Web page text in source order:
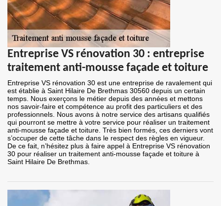
Entreprise VS rénovation 30 : entreprise
traitement anti-mousse façade et toiture
Entreprise VS rénovation 30 est une entreprise de ravalement qui
est établie à Saint Hilaire De Brethmas 30560 depuis un certain
temps. Nous exerçons le métier depuis des années et mettons
nos savoir-faire et compétence au profit des particuliers et des
professionnels. Nous avons à notre service des artisans qualifiés
qui pourront se mettre à votre service pour réaliser un traitement
anti-mousse façade et toiture. Très bien formés, ces derniers vont
s’occuper de cette tâche dans le respect des règles en vigueur.
De ce fait, n’hésitez plus à faire appel à Entreprise VS rénovation
30 pour réaliser un traitement anti-mousse façade et toiture à
Saint Hilaire De Brethmas.